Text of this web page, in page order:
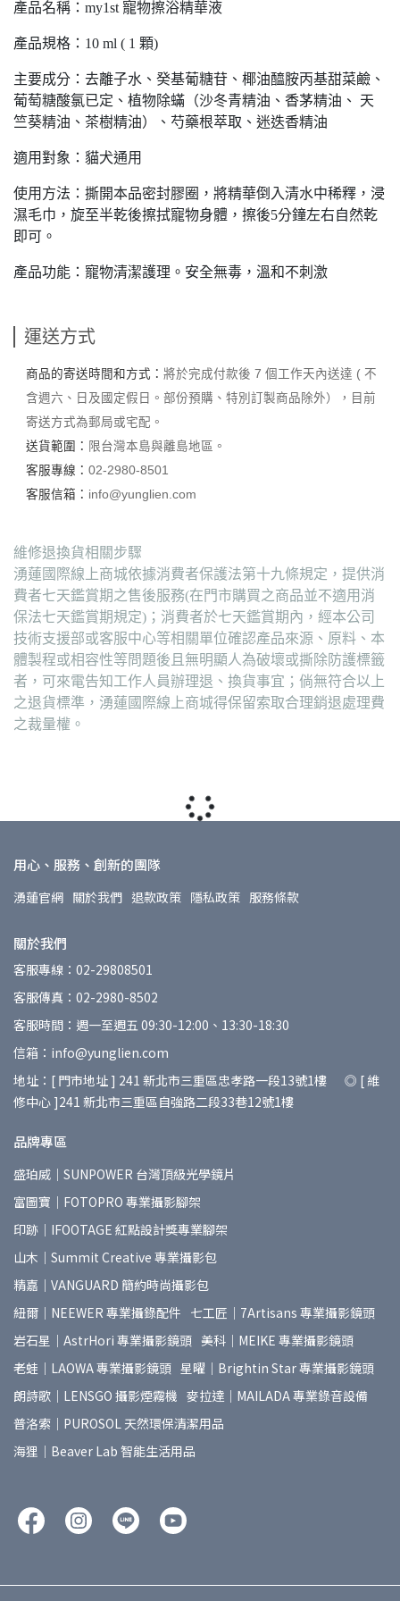
產品名稱：my1st 寵物擦浴精華液
產品規格：10 ml ( 1 顆)
主要成分：去離子水、癸基葡糖苷、椰油醯胺丙基甜菜鹼、
葡萄糖酸氯已定、植物除蟎（沙冬青精油、香茅精油、 天
竺葵精油、茶樹精油）、芍藥根萃取、迷迭香精油
適用對象：貓犬通用
使用方法：撕開本品密封膠圈，將精華倒入清水中稀釋，浸
濕毛巾，旋至半乾後擦拭寵物身體，擦後5分鐘左右自然乾
即可。
產品功能：寵物清潔護理。安全無毒，溫和不刺激
運送方式
商品的寄送時間和方式： 將於完成付款後 7 個工作天內送達 ( 不
含週六、日及國定假日。部份預購、特別訂製商品除外），目前
寄送方式為郵局或宅配。
送貨範圍： 限台灣本島與離島地區。
客服專線： 02-2980-8501
客服信箱： info@yunglien.com
維修退換貨相關步驟
湧蓮國際線上商城依據消費者保護法第十九條規定，提供消
費者七天鑑賞期之售後服務(在門市購買之商品並不適用消
保法七天鑑賞期規定)；消費者於七天鑑賞期內，經本公司
技術支援部或客服中心等相關單位確認產品來源、原料、本
體製程或相容性等問題後且無明顯人為破壞或撕除防護標籤
者，可來電告知工作人員辦理退、換貨事宜；倘無符合以上
之退貨標準，湧蓮國際線上商城得保留索取合理銷退處理費
之裁量權。
用心、服務、創新的團隊
湧蓮官網 關於我們 退款政策 隱私政策 服務條款
關於我們
客服專線：02-29808501
客服傳真：02-2980-8502
客服時間：週一至週五 09:30-12:00、13:30-18:30
信箱：info@yunglien.com
地址：[ 門市地址 ] 241 新北市三重區忠孝路一段13號1樓 ◎ [ 維
修中心 ]241 新北市三重區自強路二段33巷12號1樓
品牌專區
盛珀威｜SUNPOWER 台灣頂級光學鏡片
富圖寶｜FOTOPRO 專業攝影腳架
印跡｜IFOOTAGE 紅點設計獎專業腳架
山木｜Summit Creative 專業攝影包
精嘉｜VANGUARD 簡約時尚攝影包
紐爾｜NEEWER 專業攝錄配件 七工匠｜7Artisans 專業攝影鏡頭
岩石星｜AstrHori 專業攝影鏡頭 美科｜MEIKE 專業攝影鏡頭
老蛙｜LAOWA 專業攝影鏡頭 星曜｜Brightin Star 專業攝影鏡頭
朗詩歌｜LENSGO 攝影煙霧機 麥拉達｜MAILADA 專業錄音設備
普洛索｜PUROSOL 天然環保清潔用品
海狸｜Beaver Lab 智能生活用品